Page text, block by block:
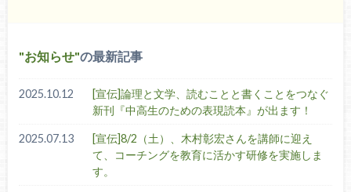
お知らせ の最新記事
2025.10.12
[宣伝]論理と文学、読むことと書くことをつなぐ
新刊『中高生のための表現読本』が出ます！
2025.07.13
[宣伝]8/2（土）、木村彰宏さんを講師に迎え
て、コーチングを教育に活かす研修を実施しま
す。